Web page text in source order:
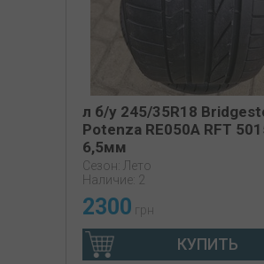
л б/у 245/35R18
Potenza RE050A RFT
6,5мм
Сезон: Лето
Наличие: 2
2300 грн
КУПИТЬ